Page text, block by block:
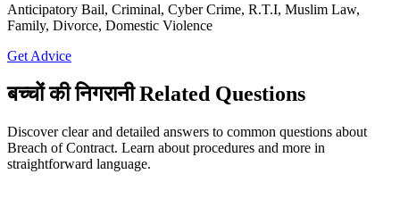
Anticipatory Bail, Criminal, Cyber Crime, R.T.I, Muslim Law,
Family, Divorce, Domestic Violence
Get Advice
बच्चों की निगरानी Related Questions
Discover clear and detailed answers to common questions about
Breach of Contract. Learn about procedures and more in
straightforward language.